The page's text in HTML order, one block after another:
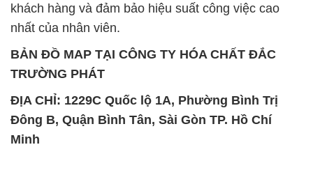
khách hàng và đảm bảo hiệu suất công việc cao
nhất của nhân viên.
BẢN ĐỒ MAP TẠI CÔNG TY HÓA CHẤT ĐẮC
TRƯỜNG PHÁT
ĐỊA CHỈ: 1229C Quốc lộ 1A, Phường Bình Trị
Đông B, Quận Bình Tân, Sài Gòn TP. Hồ Chí
Minh